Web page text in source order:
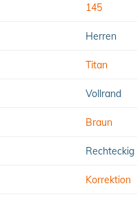
145
Herren
Titan
Vollrand
Braun
Rechteckig
Korrektion